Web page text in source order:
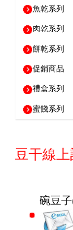
魚乾系列
肉乾系列
餅乾系列
促銷商品
禮盒系列
蜜餞系列
豆干線
碗豆